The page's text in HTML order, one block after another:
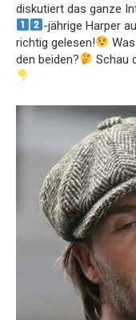
diskutiert das ganze
-jährige Harper
richtig gelesen!
den beiden?
Schau